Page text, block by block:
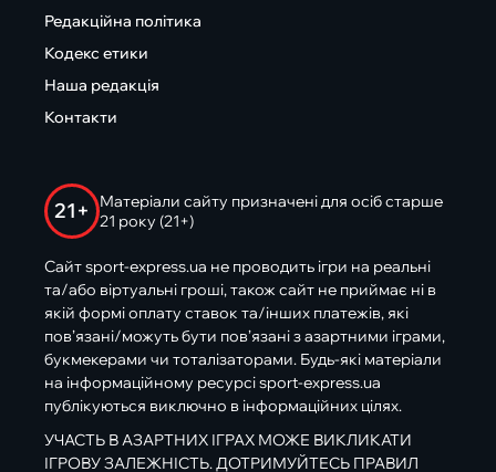
Редакційна політика
Кодекс етики
Наша редакція
Контакти
21+
Матеріали сайту призначені для осіб старше
21 року (21+)
Сайт sport-express.ua не проводить ігри на реальні
та/або віртуальні гроші, також сайт не приймає ні в
якій формі оплату ставок та/інших платежів, які
пов’язані/можуть бути пов’язані з азартними іграми,
букмекерами чи тоталізаторами. Будь-які матеріали
на інформаційному ресурсі sport-express.ua
публікуються виключно в інформаційних цілях.
УЧАСТЬ В АЗАРТНИХ ІГРАХ МОЖЕ ВИКЛИКАТИ
ІГРОВУ ЗАЛЕЖНІСТЬ. ДОТРИМУЙТЕСЬ ПРАВИЛ